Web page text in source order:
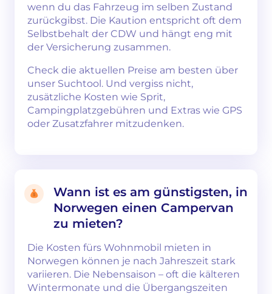
wenn du das Fahrzeug im selben Zustand
zurückgibst. Die Kaution entspricht oft dem
Selbstbehalt der CDW und hängt eng mit
der Versicherung zusammen.
Check die aktuellen Preise am besten über
unser Suchtool. Und vergiss nicht,
zusätzliche Kosten wie Sprit,
Campingplatzgebühren und Extras wie GPS
oder Zusatzfahrer mitzudenken.
Wann ist es am günstigsten, in
Norwegen einen Campervan
zu mieten?
Die Kosten fürs Wohnmobil mieten in
Norwegen können je nach Jahreszeit stark
variieren. Die Nebensaison – oft die kälteren
Wintermonate und die Übergangszeiten